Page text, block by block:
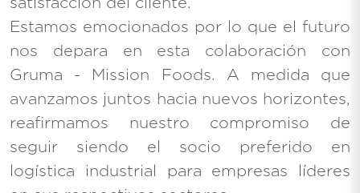
satisfacción del cliente.
Estamos emocionados por lo que el futuro
nos depara en esta colaboración con
Gruma - Mission Foods. A medida que
avanzamos juntos hacia nuevos horizontes,
reafirmamos nuestro compromiso de
seguir siendo el socio preferido en
logística industrial para empresas líderes